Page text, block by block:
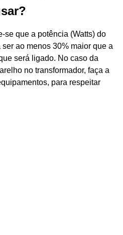
se que a potência (Watts) do
ao menos 30% maior que a
será ligado. No caso da
no transformador, faça a
para respeitar